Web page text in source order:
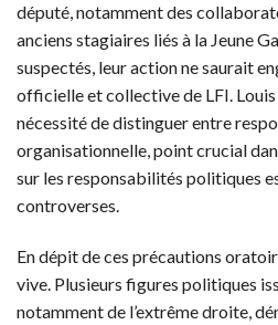
député, notamment des
anciens stagiaires liés à la Jeune
suspectés, leur action ne saurait
officielle et collective de LFI.
nécessité de distinguer entre
organisationnelle, point crucial
sur les responsabilités politiques
controverses.
En dépit de ces précautions
vive. Plusieurs figures politiques
notamment de l’extrême droite,